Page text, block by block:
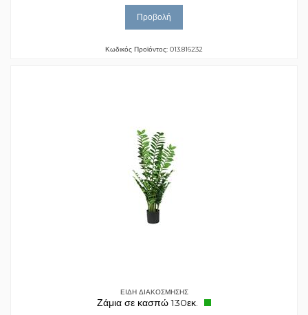
Προβολή
Κωδικός Προϊόντος: 013.816232
ΕΙΔΗ ΔΙΑΚΟΣΜΗΣΗΣ
Ζάμια σε κασπώ 130εκ.